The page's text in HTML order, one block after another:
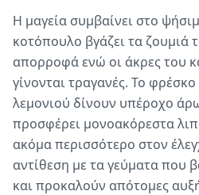
Η μαγεία συμβαίνει στο
κοτόπουλο βγάζει τα ζουμιά
απορροφά ενώ οι άκρες του
γίνονται τραγανές. Το
λεμονιού δίνουν υπέροχο
προσφέρει μονοακόρεστα
ακόμα περισσότερο στον
αντίθεση με τα γεύματα που
και προκαλούν απότομες